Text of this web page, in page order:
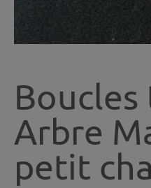
Arbre
petit